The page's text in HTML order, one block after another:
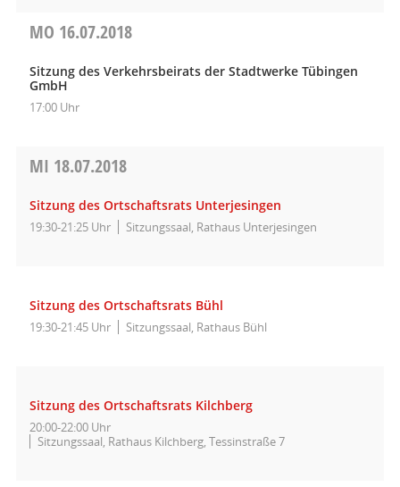
MO 16.07.2018
Sitzung des Verkehrsbeirats der Stadtwerke Tübingen
GmbH
17:00 Uhr
MI 18.07.2018
Sitzung des Ortschaftsrats Unterjesingen
19:30-21:25 Uhr Sitzungssaal, Rathaus Unterjesingen
Sitzung des Ortschaftsrats Bühl
19:30-21:45 Uhr Sitzungssaal, Rathaus Bühl
Sitzung des Ortschaftsrats Kilchberg
20:00-22:00 Uhr
Sitzungssaal, Rathaus Kilchberg, Tessinstraße 7